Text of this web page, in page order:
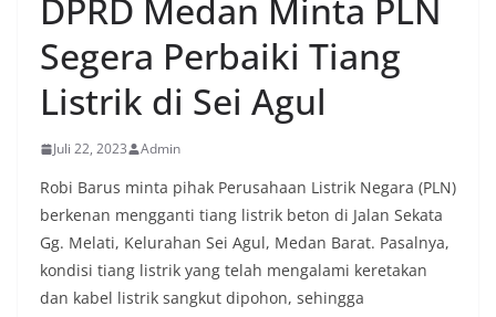
DPRD Medan Minta PLN
Segera Perbaiki Tiang
Listrik di Sei Agul
Juli 22, 2023 Admin
Robi Barus minta pihak Perusahaan Listrik Negara (PLN)
berkenan mengganti tiang listrik beton di Jalan Sekata
Gg. Melati, Kelurahan Sei Agul, Medan Barat. Pasalnya,
kondisi tiang listrik yang telah mengalami keretakan
dan kabel listrik sangkut dipohon, sehingga